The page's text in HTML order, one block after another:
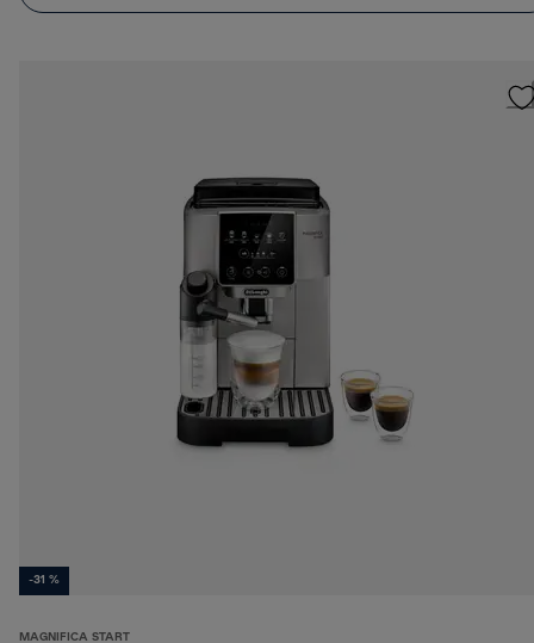
-31 %
MAGNIFICA START